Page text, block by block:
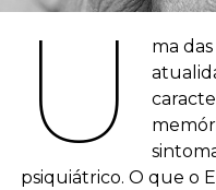
U
ma
psiquiátrico. O que o